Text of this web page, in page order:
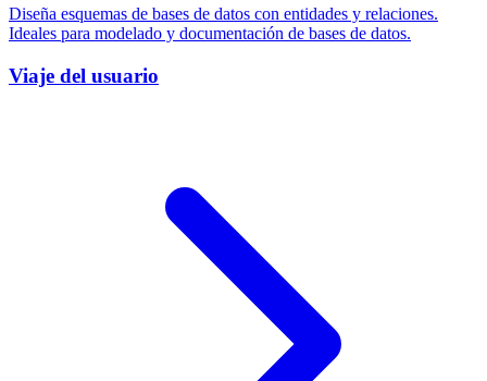
Diseña esquemas de bases de datos con entidades y relaciones.
Ideales para modelado y documentación de bases de datos.
Viaje del usuario